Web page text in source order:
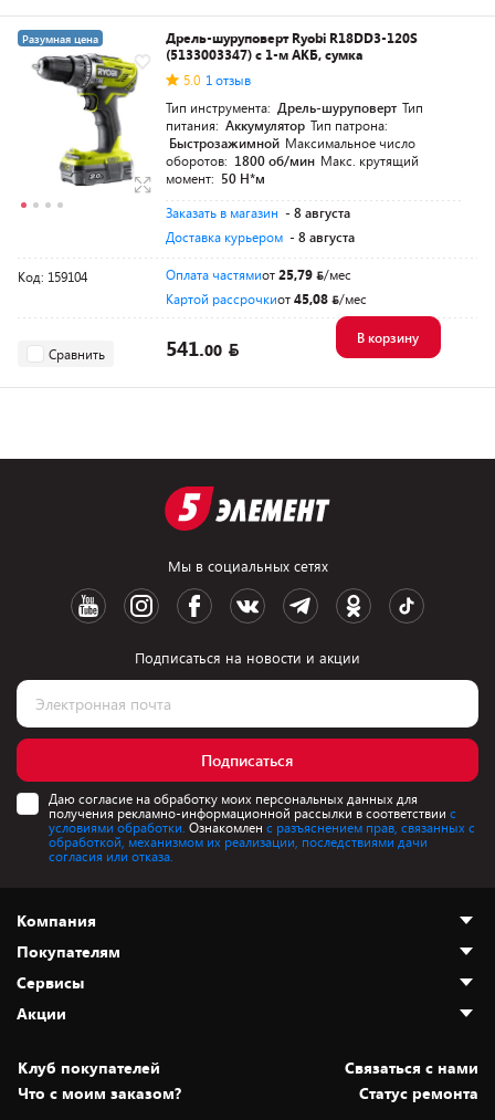
Разумная цена
Дрель-шуруповерт Ryobi R18DD3-120S
(5133003347) с 1-м АКБ, сумка
5.0 1 отзыв
Тип инструмента: Дрель-шуруповерт Тип
питания: Аккумулятор Тип патрона:
Быстрозажимной Максимальное число
оборотов: 1800 об/мин Макс. крутящий
момент: 50 Н*м
Заказать в магазин - 8 августа
Доставка курьером - 8 августа
Код: 159104 Оплата частямиот25,79
/мес
Картой рассрочкиот45,08 /мес
Сравнить 541.00
В корзину
Мы в социальных сетях
Подписаться на новости и акции
Подписаться
Даю согласие на обработку моих персональных данных для
получения рекламно-информационной рассылки в соответствии с
условиями обработки. Ознакомлен с разъяснением прав, связанных с
обработкой, механизмом их реализации, последствиями дачи
согласия или отказа.
Компания
О нас
Адреса магазинов
Новости
Статьи и обзоры
Вакансии
Покупателям
Как сделать заказ
Оплата и доставка
Безналичный расчёт
Обмен и возврат товара
Сервисы
Установка техники
Для игровых консолей
Акции
Скидки и промокоды
Белорусские товары
Клуб покупателей
Cвязаться с нами
Что с моим заказом?
Статус ремонта